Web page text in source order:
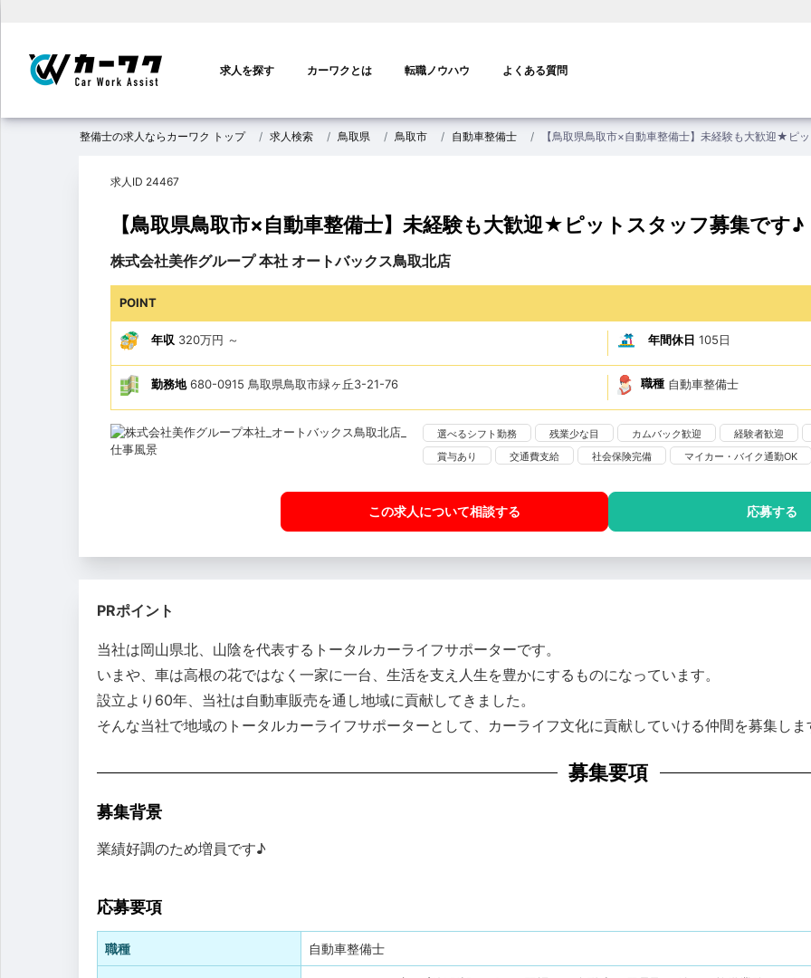
ン
ビ
ゲ
ン
求人を探す カーワクとは 転職ノウハウ よくある質問
整備士の求人ならカーワク トップ 求人検索 鳥取県 鳥取市 自動車整備士 【鳥取県鳥取市×自動車整備士】未経験も大歓迎★ピ
求人ID 24467
【鳥取県鳥取市×自動車整備士】未経験も大歓迎★ピットスタッフ募集です♪
株式会社美作グループ 本社 オートバックス鳥取北店
POINT
年収 320万円 ～ 年間休日 105日
勤務地680-0915 鳥取県鳥取市緑ヶ丘3-21-76 職種 自動車整備士
選べるシフト勤務 残業少な目 カムバック歓迎 経験者歓迎
賞与あり
交通費支給 社会保険完備 マイカー・バイク通勤OK
この求人について相談する 応募する
PRポイント
当社は岡山県北、山陰を代表するトータルカーライフサポーターです。
いまや、車は高根の花ではなく一家に一台、生活を支え人生を豊かにするものになっています。
設立より60年、当社は自動車販売を通し地域に貢献してきました。
そんな当社で地域のトータルカーライフサポーターとして、カーライフ文化に貢献していける仲間を募集しま
募集要項
募集背景
業績好調のため増員です♪
応募要項
職種 自動車整備士